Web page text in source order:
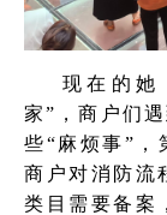
现在的她
家”，商户们
些“麻烦事”，
商户对消防流
类目需要备案